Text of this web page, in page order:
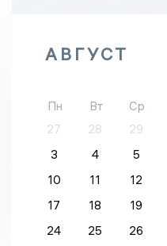
АВГУСТ
Пн Вт Ср
27
28 29
3
4 5
10
11 12
17
18 19
24
25 26